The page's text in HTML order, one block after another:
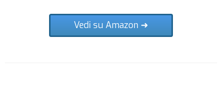
Vedi su Amazon ➜